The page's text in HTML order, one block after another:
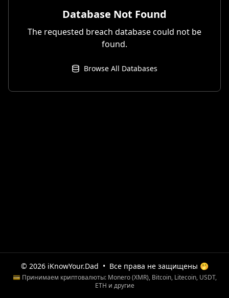
Database Not Found
The requested breach database could not be
found.
Browse All Databases
© 2026 iKnowYour.Dad • Все права не защищены 🤭
💳 Принимаем криптовалюты: Monero (XMR), Bitcoin, Litecoin, USDT,
ETH и другие